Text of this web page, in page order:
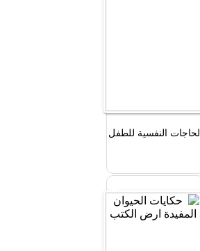
الحاجات النفسية للطفل